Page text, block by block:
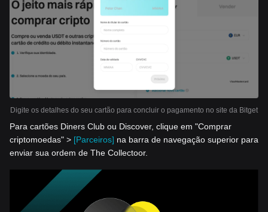
Digite os detalhes do seu cartão para concluir o pagamento no site da Bitget
Para cartões Diners Club ou Discover, clique em "Comprar
criptomoedas" > [Parceiros] na barra de navegação superior para
enviar sua ordem de The Collectoor.